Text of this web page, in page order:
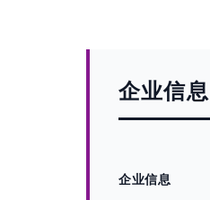
企业信息
企业信息